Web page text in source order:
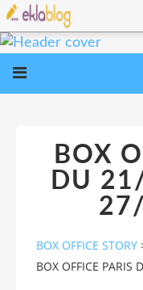
BOX
DU
BOX OFFICE STORY
BOX OFFICE